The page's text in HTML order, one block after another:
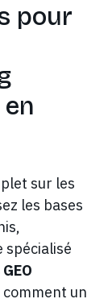
pour
sur les
les bases
spécialisé
un